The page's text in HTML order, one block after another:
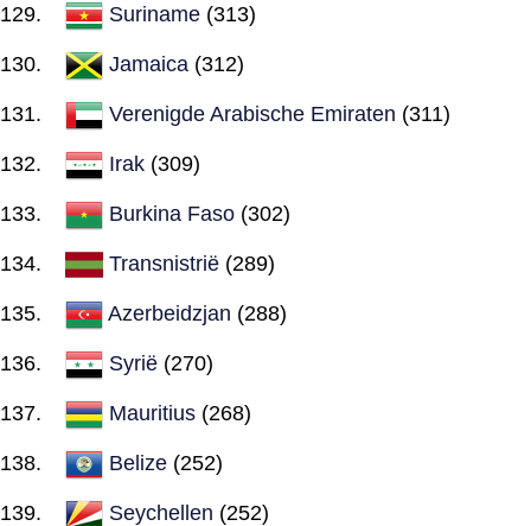
Suriname (313)
Jamaica (312)
Verenigde Arabische Emiraten (311)
Irak (309)
Burkina Faso (302)
Transnistrië (289)
Azerbeidzjan (288)
Syrië (270)
Mauritius (268)
Belize (252)
Seychellen (252)